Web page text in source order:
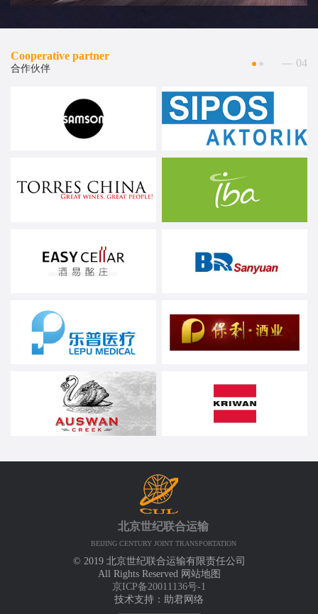
Cooperative partner
合作伙伴 04
北京世纪联合运输
BEIJING CENTURY JOINT TRANSPORTATION
© 2019 北京世纪联合运输有限责任公司
All Rights Reserved 网站地图
京ICP备20011136号-1
技术支持： 助君网络